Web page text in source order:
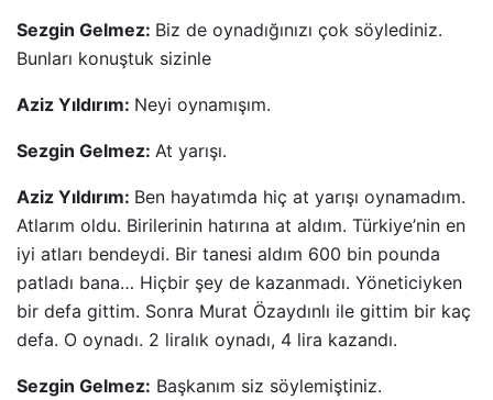
Sezgin Gelmez: Biz de oynadığınızı çok söylediniz.
Bunları konuştuk sizinle
Aziz Yıldırım: Neyi oynamışım.
Sezgin Gelmez: At yarışı.
Aziz Yıldırım: Ben hayatımda hiç at yarışı oynamadım.
Atlarım oldu. Birilerinin hatırına at aldım. Türkiye’nin en
iyi atları bendeydi. Bir tanesi aldım 600 bin pounda
patladı bana… Hiçbir şey de kazanmadı. Yöneticiyken
bir defa gittim. Sonra Murat Özaydınlı ile gittim bir kaç
defa. O oynadı. 2 liralık oynadı, 4 lira kazandı.
Sezgin Gelmez: Başkanım siz söylemiştiniz.